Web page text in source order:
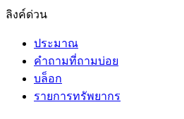
ลิงค์ด่วน
ประมาณ
คำถามที่ถามบ่อย
บล็อก
รายการทรัพยากร